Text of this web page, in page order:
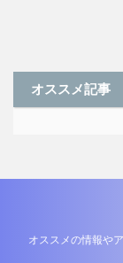
オススメ記事
オススメの情報や